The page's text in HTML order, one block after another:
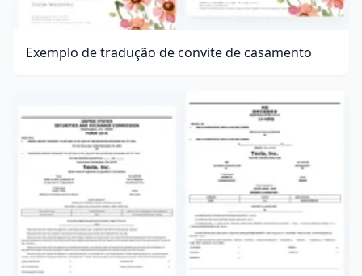
Exemplo de tradução de convite de casamento